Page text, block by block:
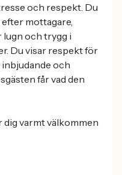
och respekt. Du
mottagare,
lugn och trygg i
Du visar respekt för
inbjudande och
får vad den
dig varmt välkommen